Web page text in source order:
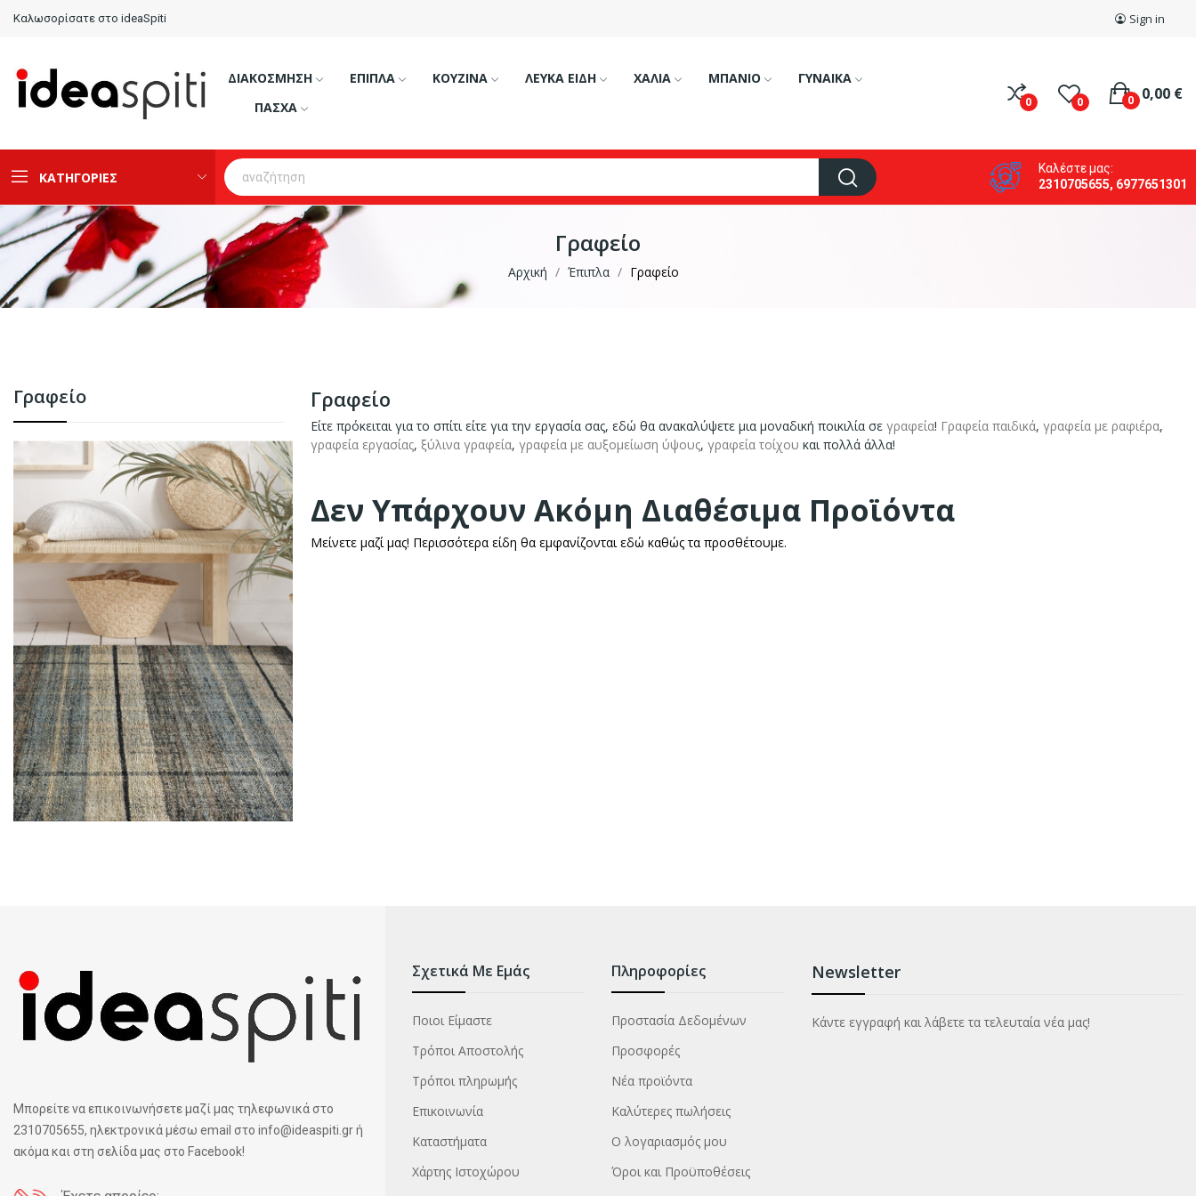
Καλωσορίσατε στο ideaSpiti Sign in
ΔΙΑΚΟΣΜΗΣΗ ΕΠΙΠΛΑ ΚΟΥΖΙΝΑ ΛΕΥΚΑ ΕΙΔΗ ΧΑΛΙΑ ΜΠΑΝΙΟ
ΓΥΝΑΙΚΑ
ΠΑΣΧΑ
0 0 0,00 €
0
ΚΑΤΗΓΟΡΙΕΣ
Καλέστε μας:
2310705655, 6977651301
Γραφείο
Αρχική Έπιπλα Γραφείο
Γραφείο Γραφείο
Είτε πρόκειται για το σπίτι είτε για την εργασία σας, εδώ θα ανακαλύψετε μια μοναδική ποικιλία σε γραφεία! Γραφεία παιδικά, γραφεία με ραφιέρα,
γραφεία εργασίας, ξύλινα γραφεία, γραφεία με αυξομείωση ύψους, γραφεία τοίχου και πολλά άλλα!
Δεν Υπάρχουν Ακόμη Διαθέσιμα Προϊόντα
Μείνετε μαζί μας! Περισσότερα είδη θα εμφανίζονται εδώ καθώς τα προσθέτουμε.
Μπορείτε να επικοινωνήσετε μαζί μας τηλεφωνικά στο
2310705655, ηλεκτρονικά μέσω email στο info@ideaspiti.gr ή
ακόμα και στη σελίδα μας στο Facebook!
Σχετικά Με Εμάς
Ποιοι Είμαστε
Τρόποι Αποστολής
Τρόποι πληρωμής
Επικοινωνία
Καταστήματα
Χάρτης Ιστοχώρου
Πληροφορίες
Προστασία Δεδομένων
Προσφορές
Νέα προϊόντα
Καλύτερες πωλήσεις
Ο λογαριασμός μου
Όροι και Προϋποθέσεις
Newsletter
Κάντε εγγραφή και λάβετε τα τελευταία νέα μας!